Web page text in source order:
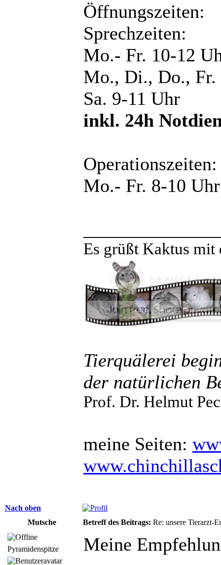
Öffnungszeiten:
Sprechzeiten:
Mo.- Fr. 10-12
Mo., Di., Do., Fr.
Sa. 9-11 Uhr
inkl. 24h
Operationszeiten:
Mo.- Fr. 8-10 Uhr
Es grüßt Kaktus mit
Tierquälerei
der natürlichen
Prof. Dr. Helmut
meine Seiten:
Nach oben
Mutsche
Betreff des Beitrags: Re: unsere Tierarzt-
Pyramidenspitze Meine